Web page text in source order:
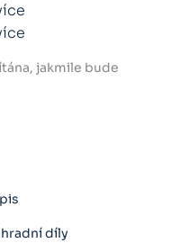
jakmile bude
díly